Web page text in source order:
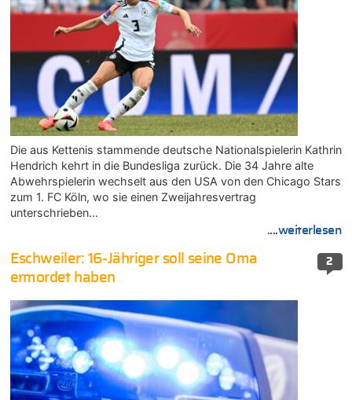
Die aus Kettenis stammende deutsche Nationalspielerin Kathrin
Hendrich kehrt in die Bundesliga zurück. Die 34 Jahre alte
Abwehrspielerin wechselt aus den USA von den Chicago Stars
zum 1. FC Köln, wo sie einen Zweijahresvertrag
unterschrieben…
....weiterlesen
2
Eschweiler: 16-Jähriger soll seine Oma
ermordet haben